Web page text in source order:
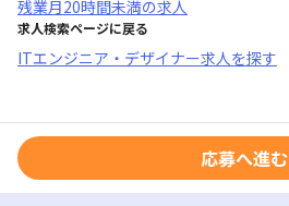
残業月20時間未満の求人
求人検索ページに戻る
ITエンジニア・デザイナー求人を探す
応募へ進む